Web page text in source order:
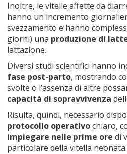
Inoltre, le vitelle affette da
hanno un incremento
svezzamento e hanno
giorni) una produzione di
lattazione.
Diversi studi scientifici hanno
fase post-parto, mostrando
svolte o l’assenza di altre
capacità di sopravvivenza
Risulta, quindi, necessario
protocollo operativochiaro,
impiegare nelle prime ore di
particolare della vitella neonata.